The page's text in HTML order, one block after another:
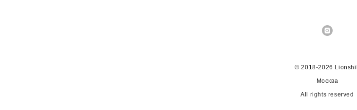
© 2018-2026 Lionshill
Москва
All rights reserved